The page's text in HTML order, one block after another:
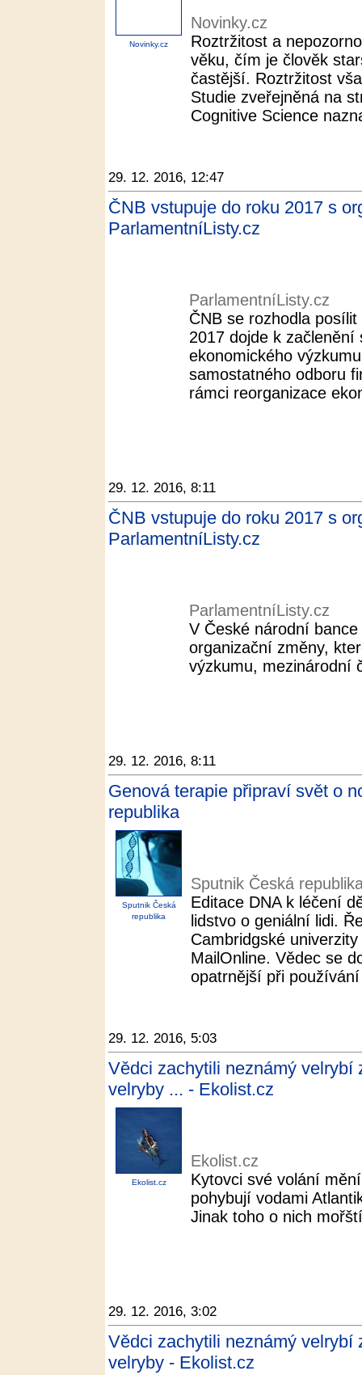
Novinky.cz
Novinky.cz
Roztržitost a
věku, čím je člověk
častější. Roztržitost
Studie zveřejněná na
Cognitive Science
29. 12. 2016, 12:47
ČNB vstupuje do roku 2017 s
ParlamentníListy.cz
ParlamentníListy.cz
ČNB se rozhodla
2017 dojde k
ekonomického
samostatného odboru
rámci reorganizace
29. 12. 2016, 8:11
ČNB vstupuje do roku 2017 s
ParlamentníListy.cz
ParlamentníListy.cz
V České národní
organizační změny,
výzkumu, mezinárodní
29. 12. 2016, 8:11
Genová terapie připraví svět o
republika
Sputnik Česká
republika
Sputnik Česká
Editace DNA k léčení
lidstvo o geniální lidi.
Cambridgské
MailOnline. Vědec se
opatrnější při
29. 12. 2016, 5:03
Vědci zachytili neznámý velrybí
velryby ... - Ekolist.cz
Ekolist.cz
Ekolist.cz
Kytovci své volání
pohybují vodami
Jinak toho o nich
29. 12. 2016, 3:02
Vědci zachytili neznámý velrybí
velryby - Ekolist.cz